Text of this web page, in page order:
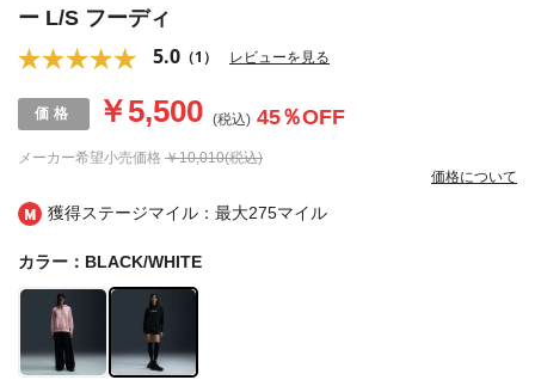
獲得ステージマイル：最大275マイル
ー L/S フーディ
5.0 （1） レビューを見る
メーカー希望小売価格 ￥10,010(税込)
￥5,500 (税込) 45％OFF
価格について
カラー：BLACK/WHITE